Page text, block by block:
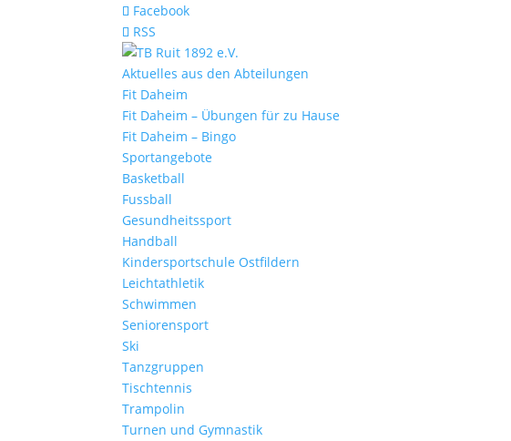
Facebook
RSS
Aktuelles aus den Abteilungen
Fit Daheim
Fit Daheim – Übungen für zu Hause
Fit Daheim – Bingo
Sportangebote
Basketball
Fussball
Gesundheitssport
Handball
Kindersportschule Ostfildern
Leichtathletik
Schwimmen
Seniorensport
Ski
Tanzgruppen
Tischtennis
Trampolin
Turnen und Gymnastik